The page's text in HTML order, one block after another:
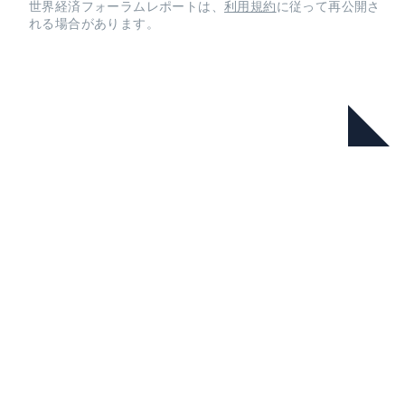
世界経済フォーラムレポートは、 利用規約に従って再公開さ
れる場合があります。